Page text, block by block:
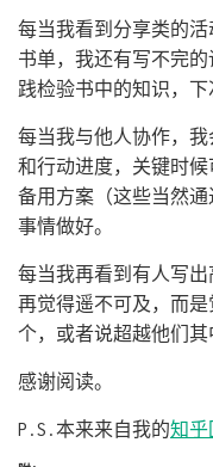
每当我看到分享类的
书单，我还有写不完
践检验书中的知识，下
每当我与他人协作，
和行动进度，关键时
备用方案（这些当然
事情做好。
每当我再看到有人写
再觉得遥不可及，而
个，或者说超越他们其
感谢阅读。
P.S.本来来自我的知乎